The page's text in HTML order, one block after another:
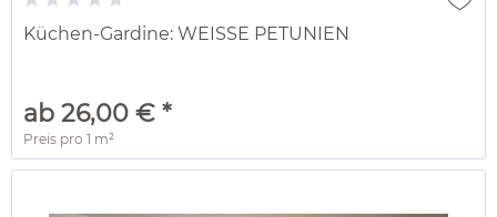
Küchen-Gardine: WEISSE PETUNIEN
ab 26,00 € *
Preis pro1 m²